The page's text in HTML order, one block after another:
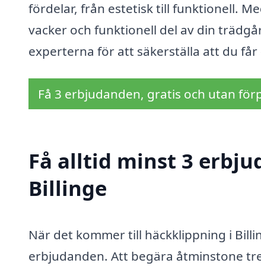
fördelar, från estetisk till funktionell.
vacker och funktionell del av din
experterna för att säkerställa att du
Få 3 erbjudanden, gratis och utan
Få alltid minst 3
Billinge
När det kommer till häckklippning i
erbjudanden. Att begära åtminstone